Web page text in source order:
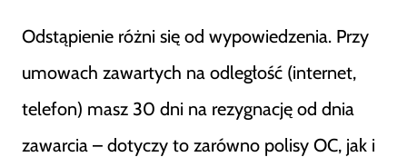
Odstąpienie różni się od wypowiedzenia. Przy
umowach zawartych na odległość (internet,
telefon) masz 30 dni na rezygnację od dnia
zawarcia – dotyczy to zarówno polisy OC, jak i